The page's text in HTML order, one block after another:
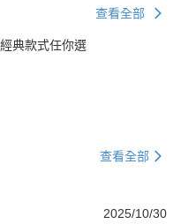
查看全部
典款式任你選
查看全部
2025/10/30